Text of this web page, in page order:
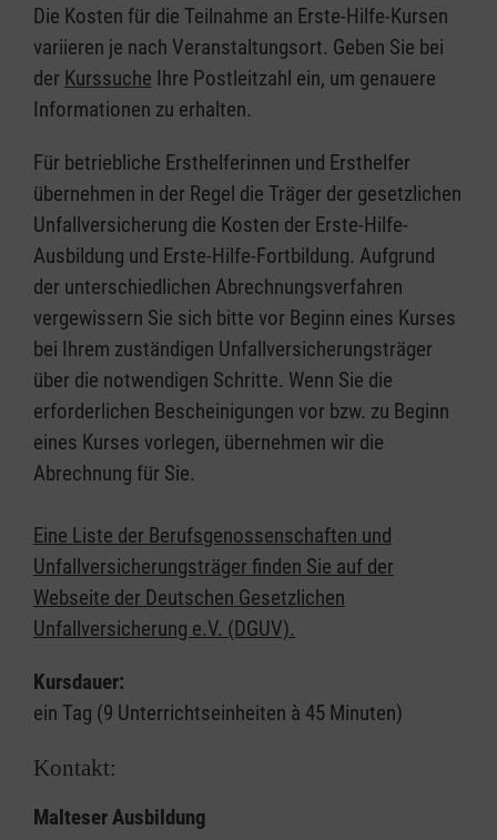
Die Kosten für die Teilnahme an Erste-Hilfe-Kursen
variieren je nach Veranstaltungsort. Geben Sie bei
der Kurssuche Ihre Postleitzahl ein, um genauere
Informationen zu erhalten.
Für betriebliche Ersthelferinnen und Ersthelfer
übernehmen in der Regel die Träger der gesetzlichen
Unfallversicherung die Kosten der Erste-Hilfe-
Ausbildung und Erste-Hilfe-Fortbildung. Aufgrund
der unterschiedlichen Abrechnungsverfahren
vergewissern Sie sich bitte vor Beginn eines Kurses
bei Ihrem zuständigen Unfallversicherungsträger
über die notwendigen Schritte. Wenn Sie die
erforderlichen Bescheinigungen vor bzw. zu Beginn
eines Kurses vorlegen, übernehmen wir die
Abrechnung für Sie.
Eine Liste der Berufsgenossenschaften und
Unfallversicherungsträger finden Sie auf der
Webseite der Deutschen Gesetzlichen
Unfallversicherung e.V. (DGUV).
Kursdauer:
ein Tag (9 Unterrichtseinheiten à 45 Minuten)
Kontakt:
Malteser Ausbildung